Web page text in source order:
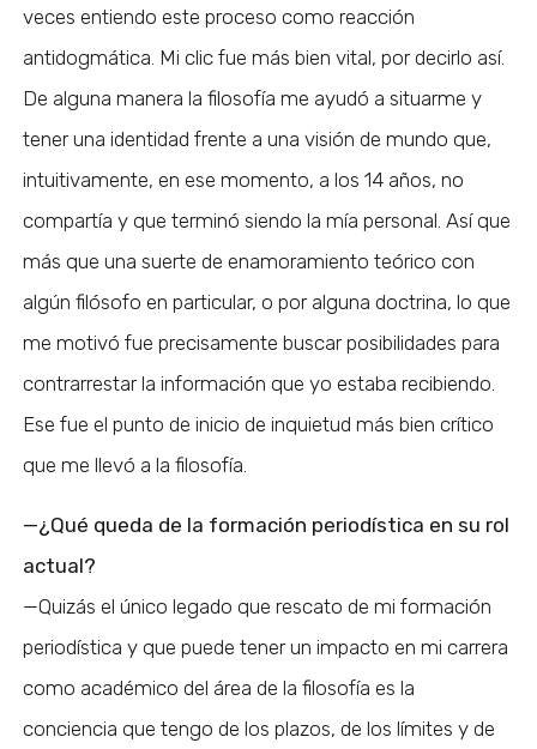
veces entiendo este proceso como reacción
antidogmática. Mi clic fue más bien vital, por decirlo así.
De alguna manera la filosofía me ayudó a situarme y
tener una identidad frente a una visión de mundo que,
intuitivamente, en ese momento, a los 14 años, no
compartía y que terminó siendo la mía personal. Así que
más que una suerte de enamoramiento teórico con
algún filósofo en particular, o por alguna doctrina, lo que
me motivó fue precisamente buscar posibilidades para
contrarrestar la información que yo estaba recibiendo.
Ese fue el punto de inicio de inquietud más bien crítico
que me llevó a la filosofía.
—¿Qué queda de la formación periodística en su rol
actual?
—Quizás el único legado que rescato de mi formación
periodística y que puede tener un impacto en mi carrera
como académico del área de la filosofía es la
conciencia que tengo de los plazos, de los límites y de